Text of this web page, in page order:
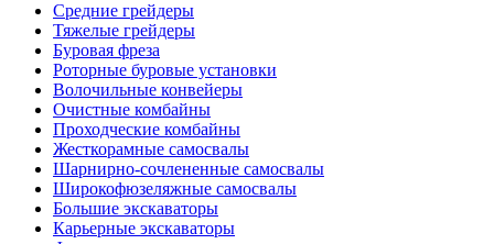
Средние грейдеры
Тяжелые грейдеры
Буровая фреза
Роторные буровые установки
Волочильные конвейеры
Очистные комбайны
Проходческие комбайны
Жесткорамные самосвалы
Шарнирно-сочлененные самосвалы
Широкофюзеляжные самосвалы
Большие экскаваторы
Карьерные экскаваторы